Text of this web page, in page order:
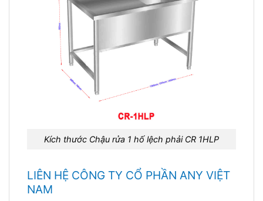
Kích thước Chậu rửa 1 hố lệch phải CR 1HLP
LIÊN HỆ CÔNG TY CỔ PHẦN ANY VIỆT
NAM